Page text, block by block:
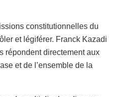
constitutionnelles du
et légiférer. Franck Kazadi
répondent directement aux
et de l’ensemble de la